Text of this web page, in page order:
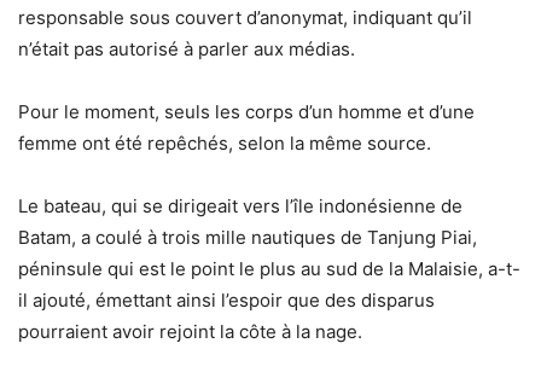
responsable sous couvert d’anonymat, indiquant qu’il
n’était pas autorisé à parler aux médias.
Pour le moment, seuls les corps d’un homme et d’une
femme ont été repêchés, selon la même source.
Le bateau, qui se dirigeait vers l’île indonésienne de
Batam, a coulé à trois mille nautiques de Tanjung Piai,
péninsule qui est le point le plus au sud de la Malaisie, a-t-
il ajouté, émettant ainsi l’espoir que des disparus
pourraient avoir rejoint la côte à la nage.